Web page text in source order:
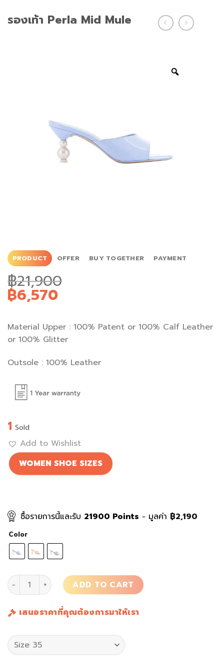
รองเท้า Perla Mid Mule
PRODUCT OFFER BUY TOGETHER PAYMENT
฿21,900
฿6,570
Material Upper : 100% Patent or 100% Calf Leather
or 100% Glitter
Outsole : 100% Leather
1 Sold
Add to Wishlist
WOMEN SHOE SIZES
ซื้อรายการนี้และรับ 21900 Points - มูลค่า ฿2,190
Color
รองเท้า Perla Mid Mule quantity
ADD TO CART
เสนอราคาที่คุณต้องการมาให้เรา